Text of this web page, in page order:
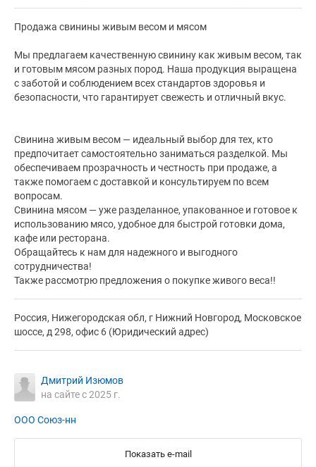
Продажа свинины живым весом и мясом
Мы предлагаем качественную свинину как живым весом, так
и готовым мясом разных пород. Наша продукция выращена
с заботой и соблюдением всех стандартов здоровья и
безопасности, что гарантирует свежесть и отличный вкус.
Свинина живым весом — идеальный выбор для тех, кто
предпочитает самостоятельно заниматься разделкой. Мы
обеспечиваем прозрачность и честность при продаже, а
также помогаем с доставкой и консультируем по всем
вопросам.
Свинина мясом — уже разделанное, упакованное и готовое к
использованию мясо, удобное для быстрой готовки дома,
кафе или ресторана.
Обращайтесь к нам для надежного и выгодного
сотрудничества!
Также рассмотрю предложения о покупке живого веса!!
Россия, Нижегородская обл, г Нижний Новгород, Московское
шоссе, д 298, офис 6 (Юридический адрес)
Дмитрий Изюмов
на сайте с 2025 г.
ООО Союз-нн
Показать e-mail